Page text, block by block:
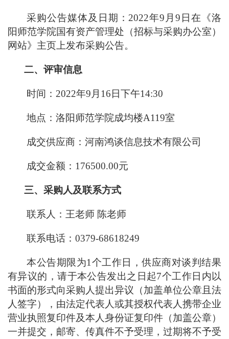
采购公告媒体及日期 ：2022年9 月9 日在《洛
阳师范学院国有资产管理处（招标与采购办公室）
网站》主页上发布采购公告。
二、 评审信息
时间 ： 2022年9月 16 日下午14:30
地点：洛阳师范学院成均楼A119室
成交供应商：河南鸿谈信息技术有限公司
成交金额： 176500.00元
三、采购人及联系方式
联系人：王老师 陈老师
联系电话： 0379-68618249
本公告期限为1个工作日，供应商对谈判结果
有异议的，请于本公告发出之日起7个工作日内以
书面的形式向采购人提出异议（加盖单位公章且法
人签字），由法定代表人或其授权代表人携带企业
营业执照复印件及本人身份证复印件（加盖公章）
一并提交，邮寄、传真件不予受理，过期将不予受